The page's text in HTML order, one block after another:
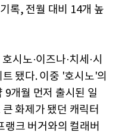
록, 전월 대비 14개 높
시노·이즈나·치세·시
됐다. 이중 '호시노'의
9개월 먼저 출시된 일
화제가 됐던 캐릭터
랭크 버거와의 컬래버